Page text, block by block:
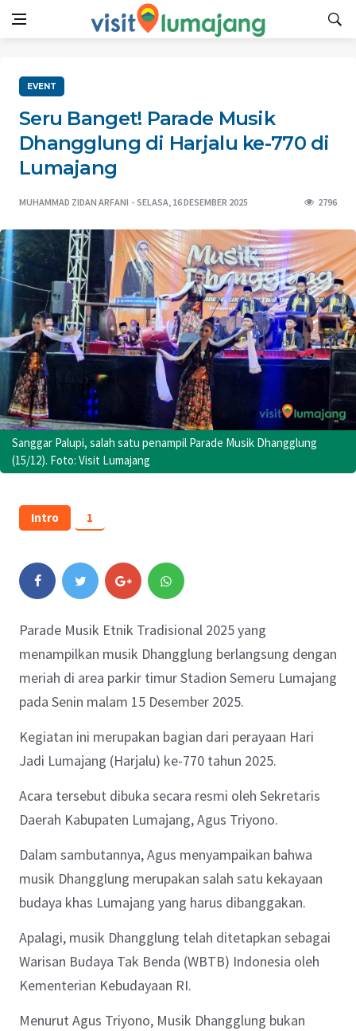
EVENT
Seru Banget! Parade Musik
Dhangglung di Harjalu ke-770 di
Lumajang
MUHAMMAD ZIDAN ARFANI SELASA, 16 DESEMBER 2025 2796
Sanggar Palupi, salah satu penampil Parade Musik Dhangglung
(15/12). Foto: Visit Lumajang
Intro 1
Parade Musik Etnik Tradisional 2025 yang
menampilkan musik Dhangglung berlangsung dengan
meriah di area parkir timur Stadion Semeru Lumajang
pada Senin malam 15 Desember 2025.
Kegiatan ini merupakan bagian dari perayaan Hari
Jadi Lumajang (Harjalu) ke-770 tahun 2025.
Acara tersebut dibuka secara resmi oleh Sekretaris
Daerah Kabupaten Lumajang, Agus Triyono.
Dalam sambutannya, Agus menyampaikan bahwa
musik Dhangglung merupakan salah satu kekayaan
budaya khas Lumajang yang harus dibanggakan.
Apalagi, musik Dhangglung telah ditetapkan sebagai
Warisan Budaya Tak Benda (WBTB) Indonesia oleh
Kementerian Kebudayaan RI.
Menurut Agus Triyono, Musik Dhangglung bukan